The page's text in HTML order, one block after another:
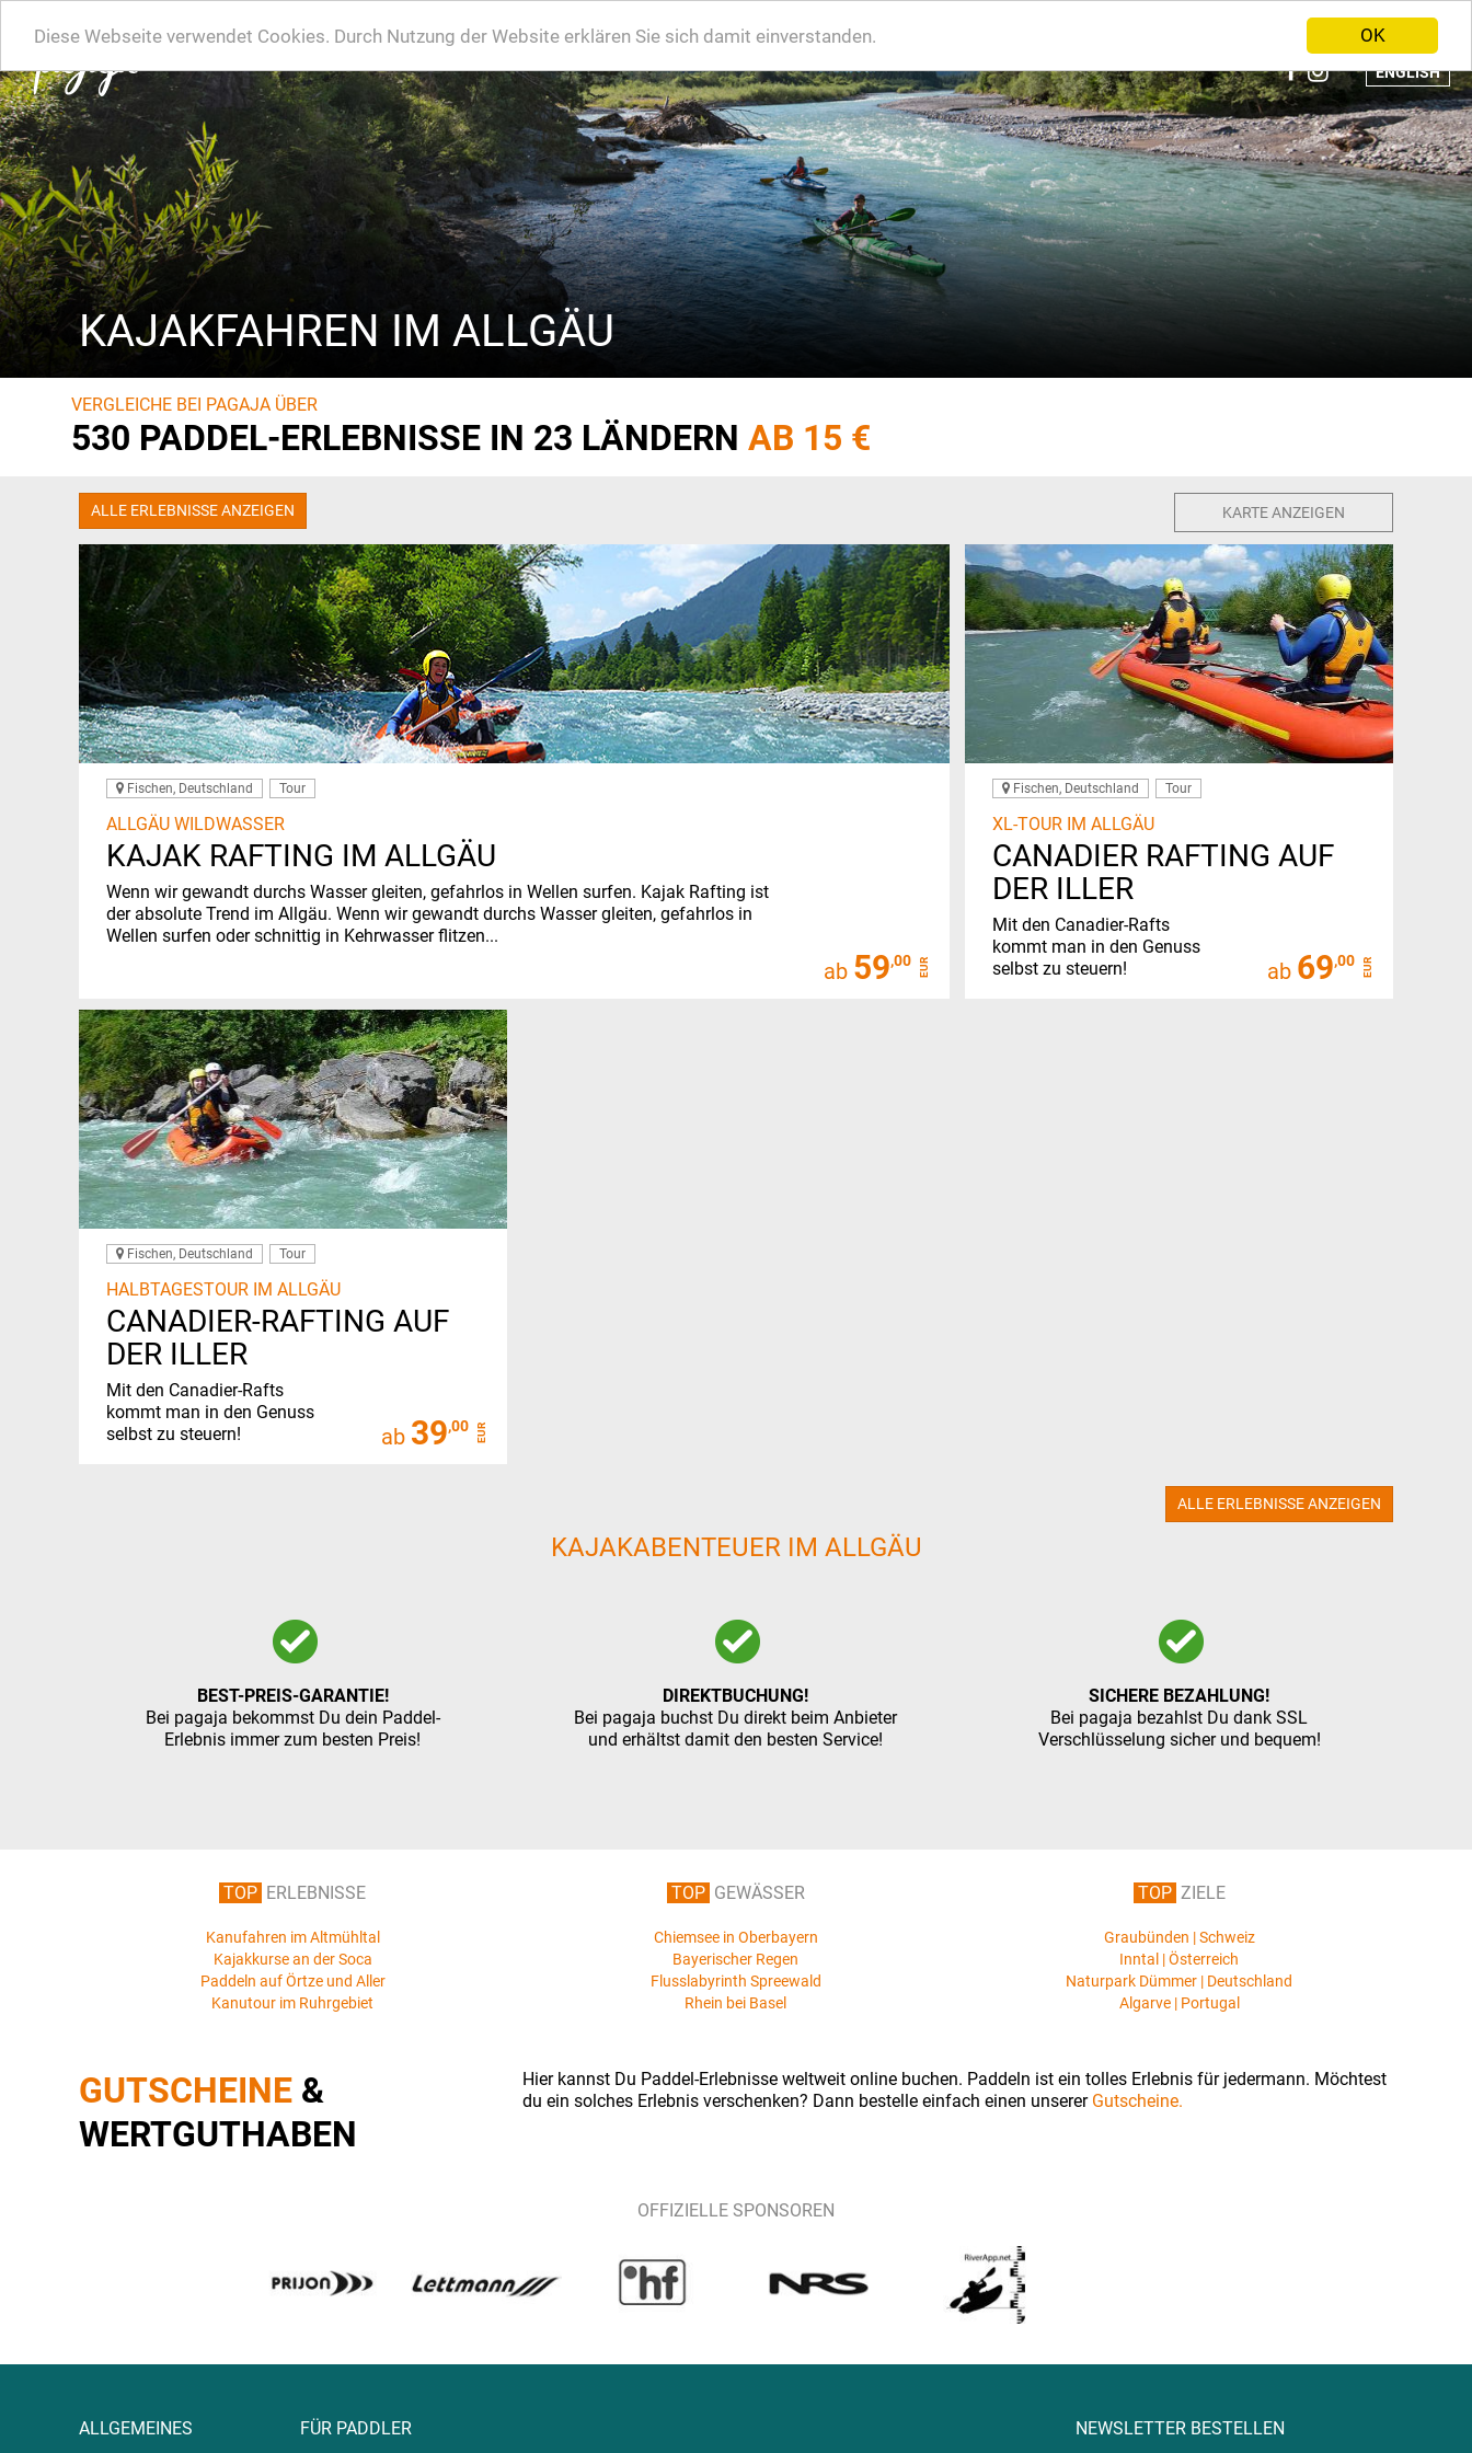
OK
Diese Webseite verwendet Cookies. Durch Nutzung der Website erklären Sie sich damit einverstanden.
ANBIETER WERDEN HOME
ENGLISH
KAJAKFAHREN IM ALLGÄU
VERGLEICHE BEI PAGAJA ÜBER
530 PADDEL-ERLEBNISSE IN 23 LÄNDERN AB 15 €
ALLE ERLEBNISSE ANZEIGEN KARTE ANZEIGEN
Fischen, Deutschland Tour
ALLGÄU WILDWASSER
KAJAK RAFTING IM ALLGÄU
Wenn wir gewandt durchs Wasser gleiten, gefahrlos in Wellen surfen. Kajak Rafting ist
der absolute Trend im Allgäu. Wenn wir gewandt durchs Wasser gleiten, gefahrlos in
Wellen surfen oder schnittig in Kehrwasser flitzen...
ab 59,00 EUR
Fischen, Deutschland Tour
XL-TOUR IM ALLGÄU
CANADIER RAFTING AUF
DER ILLER
Mit den Canadier-Rafts
kommt man in den Genuss
selbst zu steuern!
ab 69,00 EUR
Fischen, Deutschland Tour
HALBTAGESTOUR IM ALLGÄU
CANADIER-RAFTING AUF
DER ILLER
Mit den Canadier-Rafts
kommt man in den Genuss
selbst zu steuern!
ab 39,00 EUR
ALLE ERLEBNISSE ANZEIGEN
KAJAKABENTEUER IM ALLGÄU
BEST-PREIS-GARANTIE!
Bei pagaja bekommst Du dein Paddel-
Erlebnis immer zum besten Preis!
DIREKTBUCHUNG!
Bei pagaja buchst Du direkt beim Anbieter
und erhältst damit den besten Service!
SICHERE BEZAHLUNG!
Bei pagaja bezahlst Du dank SSL
Verschlüsselung sicher und bequem!
TOP ERLEBNISSE
Kanufahren im Altmühltal
Kajakkurse an der Soca
Paddeln auf Örtze und Aller
Kanutour im Ruhrgebiet
TOP GEWÄSSER
Chiemsee in Oberbayern
Bayerischer Regen
Flusslabyrinth Spreewald
Rhein bei Basel
TOP ZIELE
Graubünden | Schweiz
Inntal | Österreich
Naturpark Dümmer | Deutschland
Algarve | Portugal
GUTSCHEINE &
WERTGUTHABEN
Hier kannst Du Paddel-Erlebnisse weltweit online buchen. Paddeln ist ein tolles Erlebnis für jedermann. Möchtest
du ein solches Erlebnis verschenken? Dann bestelle einfach einen unserer Gutscheine.
OFFIZIELLE SPONSOREN
ALLGEMEINES FÜR PADDLER NEWSLETTER BESTELLEN